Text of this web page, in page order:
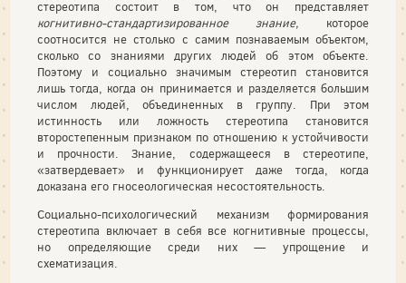
стереотипа состоит в том, что он представляет
когнитивно-стандартизированное знание, которое
соотносится не столько с самим познаваемым объектом,
сколько со знаниями других людей об этом объекте.
Поэтому и социально значимым стереотип становится
лишь тогда, когда он принимается и разделяется большим
числом людей, объединенных в группу. При этом
истинность или ложность стереотипа становится
второстепенным признаком по отношению к устойчивости
и прочности. Знание, содержащееся в стереотипе,
«затвердевает» и функционирует даже тогда, когда
доказана его гносеологическая несостоятельность.
Социально-психологический механизм формирования
стереотипа включает в себя все когнитивные процессы,
но определяющие среди них — упрощение и
схематизация.